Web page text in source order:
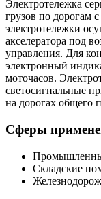
Электротележка
грузов по дорогам
электротележки
акселератора под
управления. Для
электронный
моточасов.
светосигнальные
на дорогах общего
Сферы
Складские